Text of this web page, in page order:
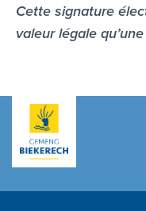
Cette signature
valeur légale